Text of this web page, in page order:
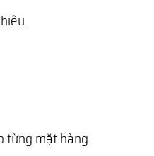
từng mặt hàng.